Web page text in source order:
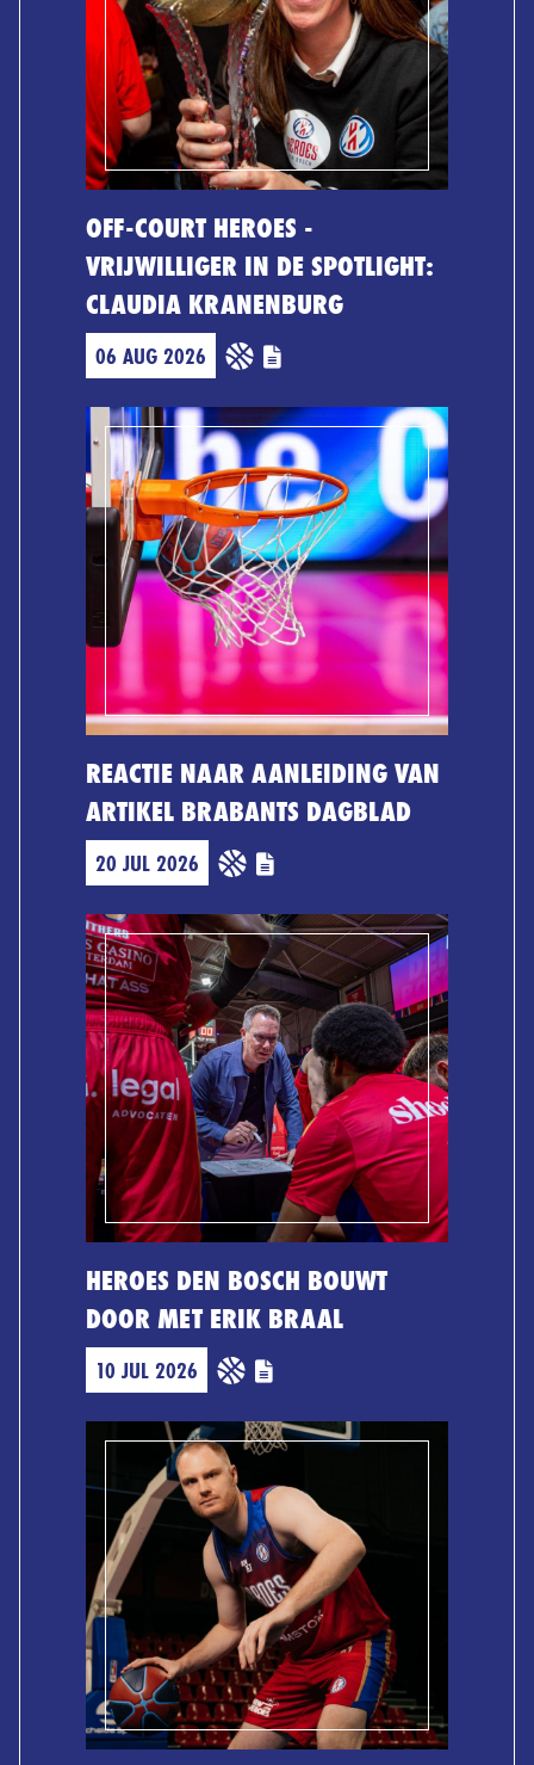
OFF-COURT HEROES -
VRIJWILLIGER IN DE SPOTLIGHT:
CLAUDIA KRANENBURG
06 AUG 2026
REACTIE NAAR AANLEIDING VAN
ARTIKEL BRABANTS DAGBLAD
20 JUL 2026
HEROES DEN BOSCH BOUWT
DOOR MET ERIK BRAAL
10 JUL 2026